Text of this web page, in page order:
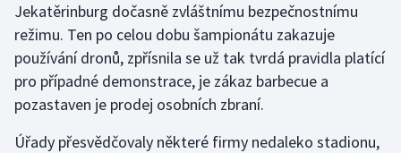
Short track
Sportovní střelba
Stolní tenis
Jekatěrinburg dočasně zvláštnímu bezpečnostnímu
režimu. Ten po celou dobu šampionátu zakazuje
používání dronů, zpřísnila se už tak tvrdá pravidla platící
pro případné demonstrace, je zákaz barbecue a
pozastaven je prodej osobních zbraní.
Úřady přesvědčovaly některé firmy nedaleko stadionu,